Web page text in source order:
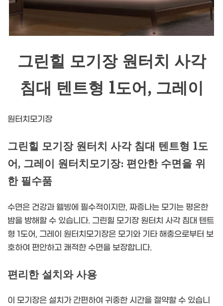
그린힐 모기장 원터치 사각
침대 텐트형 1도어, 그레이
원터치모기장
그린힐 모기장 원터치 사각 침대 텐트형 1도
어, 그레이 원터치모기장: 편안한 수면을 위
한 필수품
수면은 건강과 웰빙에 필수적이지만, 짜증나는 모기는 평온한
밤을 방해할 수 있습니다. 그린힐 모기장 원터치 사각 침대 텐트
형 1도어, 그레이 원터치모기장은 모기와 기타 해충으로부터 보
호하여 편안하고 쾌적한 수면을 보장합니다.
편리한 설치와 사용
이 모기장은 설치가 간편하여 귀중한 시간을 절약할 수 있습니